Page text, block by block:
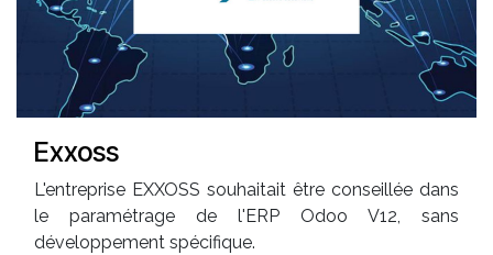
Exxoss
L'entreprise EXXOSS souhaitait être conseillée dans
le paramétrage de l'ERP Odoo V12, sans
développement spécifique.